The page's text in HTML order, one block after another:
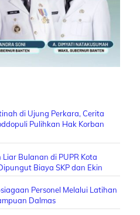
di Ujung Perkara, Cerita
Pulihkan Hak Korban
Bulanan di PUPR Kota
Biaya SKP dan Ekin
Personel Melalui Latihan
Dalmas